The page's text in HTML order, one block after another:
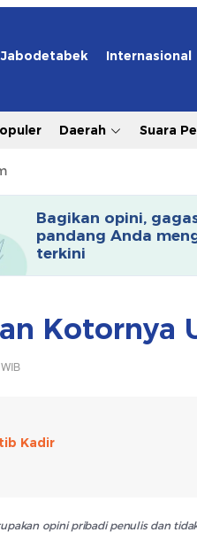
Jabodetabek Internasional
Daerah Suara
Bagikan opini,
pandang Anda
terkini
Kotornya
Kadir
opini pribadi penulis dan